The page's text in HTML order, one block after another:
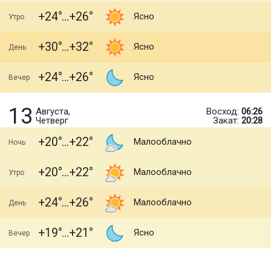
Утро +24 +26 Ясно
День +30 +32 Ясно
Вечер +24 +26 Ясно
13 Августа,
Четверг
Восход: 06:26
Закат: 20:28
Ночь +20 +22 Малооблачно
Утро +20 +22 Малооблачно
День +24 +26 Малооблачно
Вечер +19 +21 Ясно